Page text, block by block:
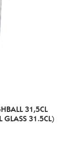
31,5CL
GLASS 31.5CL)